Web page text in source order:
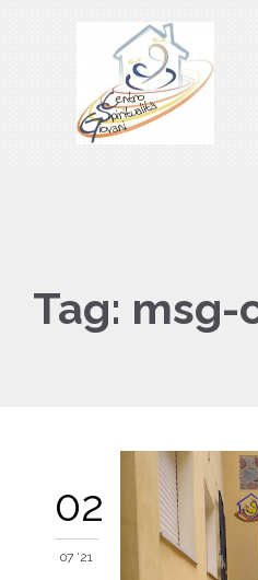
Tag: msg-
02
07 '21